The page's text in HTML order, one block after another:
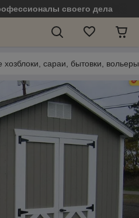
своего дела
сараи, бытовки,